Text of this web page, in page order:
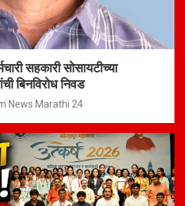
सहकारी सोसायटीच्या
बिनविरोध निवड
News Marathi 24